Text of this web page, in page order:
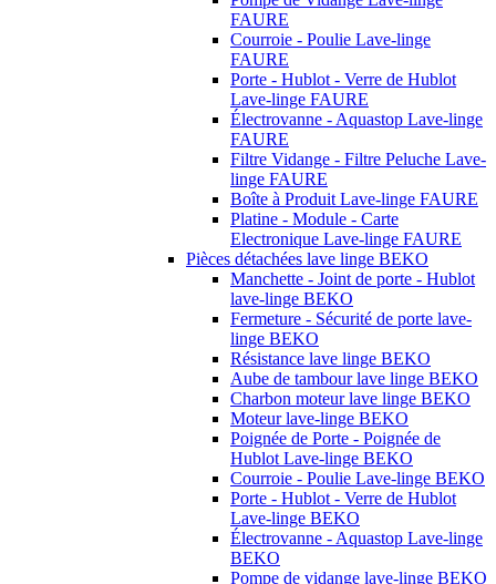
FAURE
Courroie - Poulie Lave-linge
FAURE
Porte - Hublot - Verre de Hublot
Lave-linge FAURE
Électrovanne - Aquastop Lave-linge
FAURE
Filtre Vidange - Filtre Peluche Lave-
linge FAURE
Boîte à Produit Lave-linge FAURE
Platine - Module - Carte
Electronique Lave-linge FAURE
Pièces détachées lave linge BEKO
Manchette - Joint de porte - Hublot
lave-linge BEKO
Fermeture - Sécurité de porte lave-
linge BEKO
Résistance lave linge BEKO
Aube de tambour lave linge BEKO
Charbon moteur lave linge BEKO
Moteur lave-linge BEKO
Poignée de Porte - Poignée de
Hublot Lave-linge BEKO
Courroie - Poulie Lave-linge BEKO
Porte - Hublot - Verre de Hublot
Lave-linge BEKO
Électrovanne - Aquastop Lave-linge
BEKO
Pompe de vidange lave-linge BEKO